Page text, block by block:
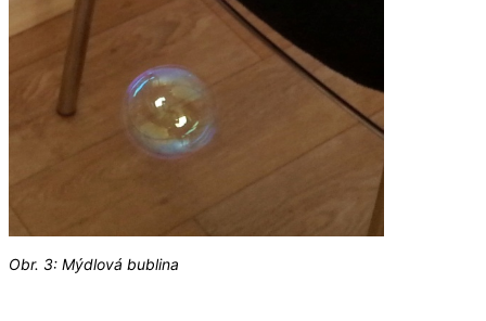
Obr. 3: Mýdlová bublina